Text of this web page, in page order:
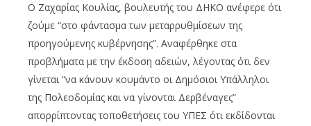
Ο Ζαχαρίας Κουλίας, βουλευτής του ΔΗΚΟ ανέφερε ότι
ζούμε “στο φάντασμα των μεταρρυθμίσεων της
προηγούμενης κυβέρνησης”. Αναφέρθηκε στα
προβλήματα με την έκδοση αδειών, λέγοντας ότι δεν
γίνεται “να κάνουν κουμάντο οι Δημόσιοι Υπάλληλοι
της Πολεοδομίας και να γίνονται Δερβέναγες”
απορρίπτοντας τοποθετήσεις του ΥΠΕΣ ότι εκδίδονται